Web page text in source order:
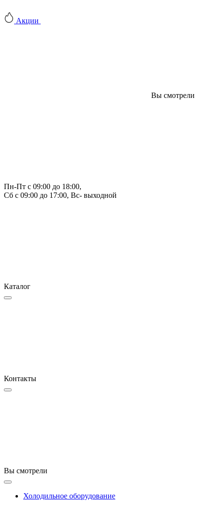
Акции
Вы смотрели
Пн-Пт с 09:00 до 18:00,
Сб с 09:00 до 17:00, Вс- выходной
Каталог
Контакты
Вы смотрели
Холодильное оборудование